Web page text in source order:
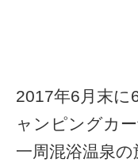
2017年6月末に
ャンピングカ
一周混浴温泉の